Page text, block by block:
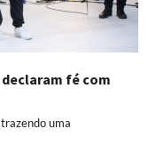
fé com
uma